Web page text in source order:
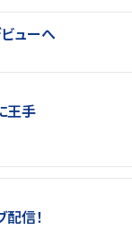
ューへ
王手
信！